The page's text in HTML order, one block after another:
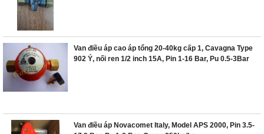
Van điều áp cao áp tổng 20-40kg cấp 1, Cavagna Type
902 Ý, nối ren 1/2 inch 15A, Pin 1-16 Bar, Pu 0.5-3Bar
Van điều áp Novacomet Italy, Model APS 2000, Pin 3.5-